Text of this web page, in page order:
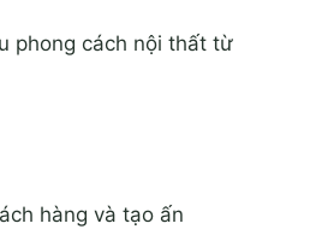
phong cách nội thất từ
hàng và tạo ấn